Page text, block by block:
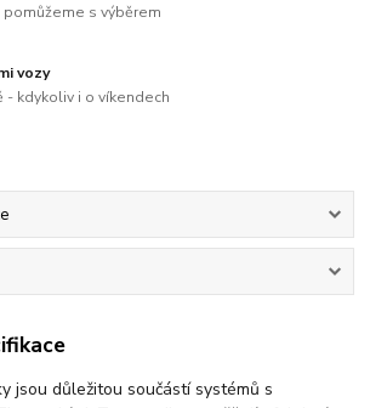
pomůžeme s výběrem
vozy
- kdykoliv i o víkendech
jsou důležitou součástí systémů s